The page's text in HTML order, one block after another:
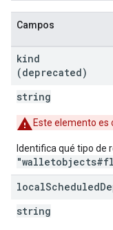
Campos
kind
(deprecated)
string
Este elemento es
Identifica qué tipo de
localScheduled
string